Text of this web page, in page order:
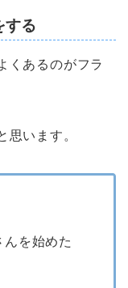
する
くあるのがフラ
思います。
を始めた